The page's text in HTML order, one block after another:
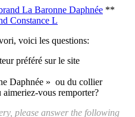
La Baronne Daphnée **
Constance L
voici les questions:
préféré sur le site
Daphnée » ou du collier
vous remporter?
please answer the following